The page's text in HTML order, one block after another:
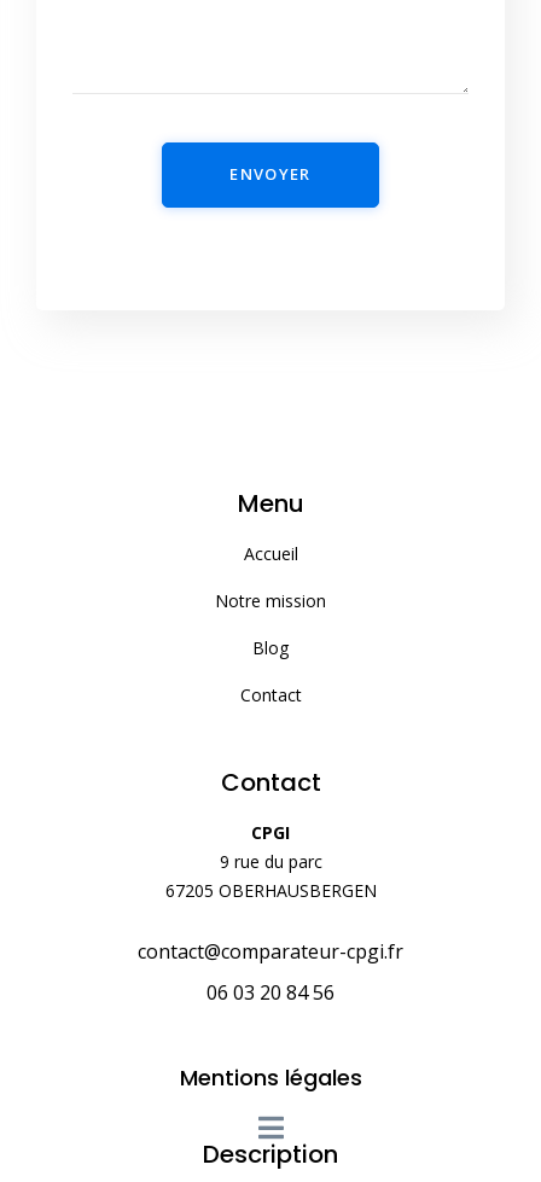
ENVOYER
Menu
Accueil
Notre mission
Blog
Contact
Contact
CPGI
9 rue du parc
67205 OBERHAUSBERGEN
contact@comparateur-cpgi.fr
06 03 20 84 56
Mentions légales
Description